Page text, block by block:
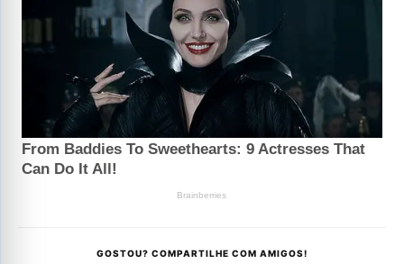
GOSTOU? COMPARTILHE COM AMIGOS!